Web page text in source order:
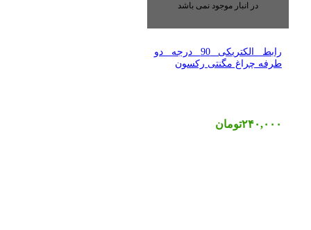
در انبار موجود نمی باشد
رابط الکتریکی 90 درجه دو
طرفه چراغ مگنتی رکسون
۲۴۰,۰۰۰تومان